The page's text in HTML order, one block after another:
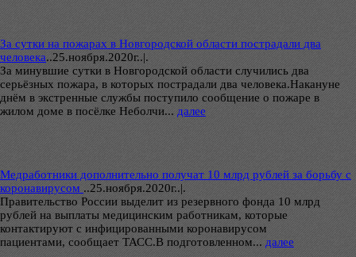
За сутки на пожарах в Новгородской области пострадали два
человека..25.ноября.2020г..|.
За минувшие сутки в Новгородской области случились два
серьёзных пожара, в которых пострадали два человека.Накануне
днём в экстренные службы поступило сообщение о пожаре в
жилом доме в посёлке Неболчи... далее
Медработники дополнительно получат 10 млрд рублей за борьбу с
коронавирусом ..25.ноября.2020г..|.
Правительство России выделит из резервного фонда 10 млрд
рублей на выплаты медицинским работникам, которые
контактируют с инфицированными коронавирусом
пациентами, сообщает ТАСС.В подготовленном... далее